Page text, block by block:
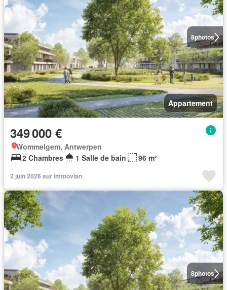
8photos
Appartement
349 000 €
Wommelgem, Antwerpen
2 Chambres
1 Salle de bain 96 m²
2 juin 2026 sur immovlan
8photos